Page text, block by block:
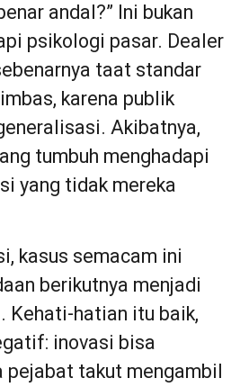
andal?” Ini bukan
psikologi pasar. Dealer
taat standar
karena publik
Akibatnya,
tumbuh menghadapi
yang tidak mereka
kasus semacam ini
berikutnya menjadi
Kehati-hatian itu baik,
inovasi bisa
pejabat takut mengambil